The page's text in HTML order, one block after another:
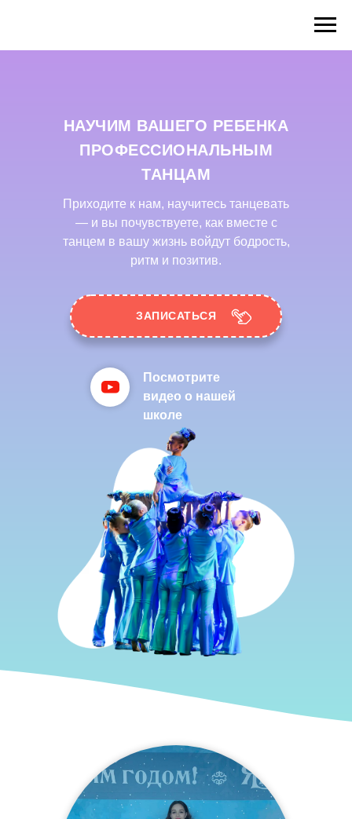
НАУЧИМ ВАШЕГО РЕБЕНКА
ПРОФЕССИОНАЛЬНЫМ
ТАНЦАМ
Приходите к нам, научитесь танцевать
— и вы почувствуете, как вместе с
танцем в вашу жизнь войдут бодрость,
ритм и позитив.
ЗАПИСАТЬСЯ
Посмотрите
видео о нашей
школе